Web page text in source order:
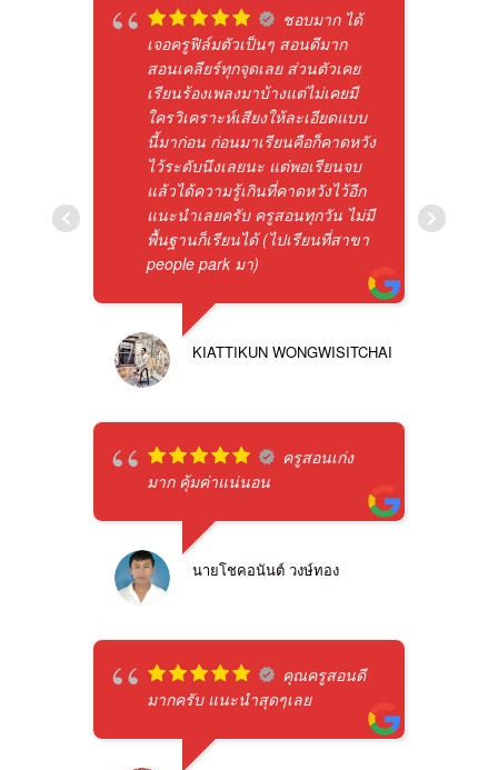
ชอบมาก ได้
เจอครูฟิล์มตัวเป็นๆ สอนดีมาก
สอนเคลียร์ทุกจุดเลย ส่วนตัวเคย
เรียนร้องเพลงมาบ้างแต่ไม่เคยมี
ใครวิเคราะห์เสียงให้ละเอียดแบบ
นี้มาก่อน ก่อนมาเรียนคือก็คาดหวัง
ไว้ระดับนึงเลยนะ แต่พอเรียนจบ
แล้วได้ความรู้เกินที่คาดหวังไว้อีก
แนะนำเลยครับ ครูสอนทุกวัน ไม่มี
พื้นฐานก็เรียนได้ (ไปเรียนที่สาขา
people park มา)
KIATTIKUN WONGWISITCHAI
ครูสอนเก่ง
มาก คุ้มค่าแน่นอน
นายโชคอนันต์ วงษ์ทอง
คุณครูสอนดี
มากครับ แนะนำสุดๆเลย